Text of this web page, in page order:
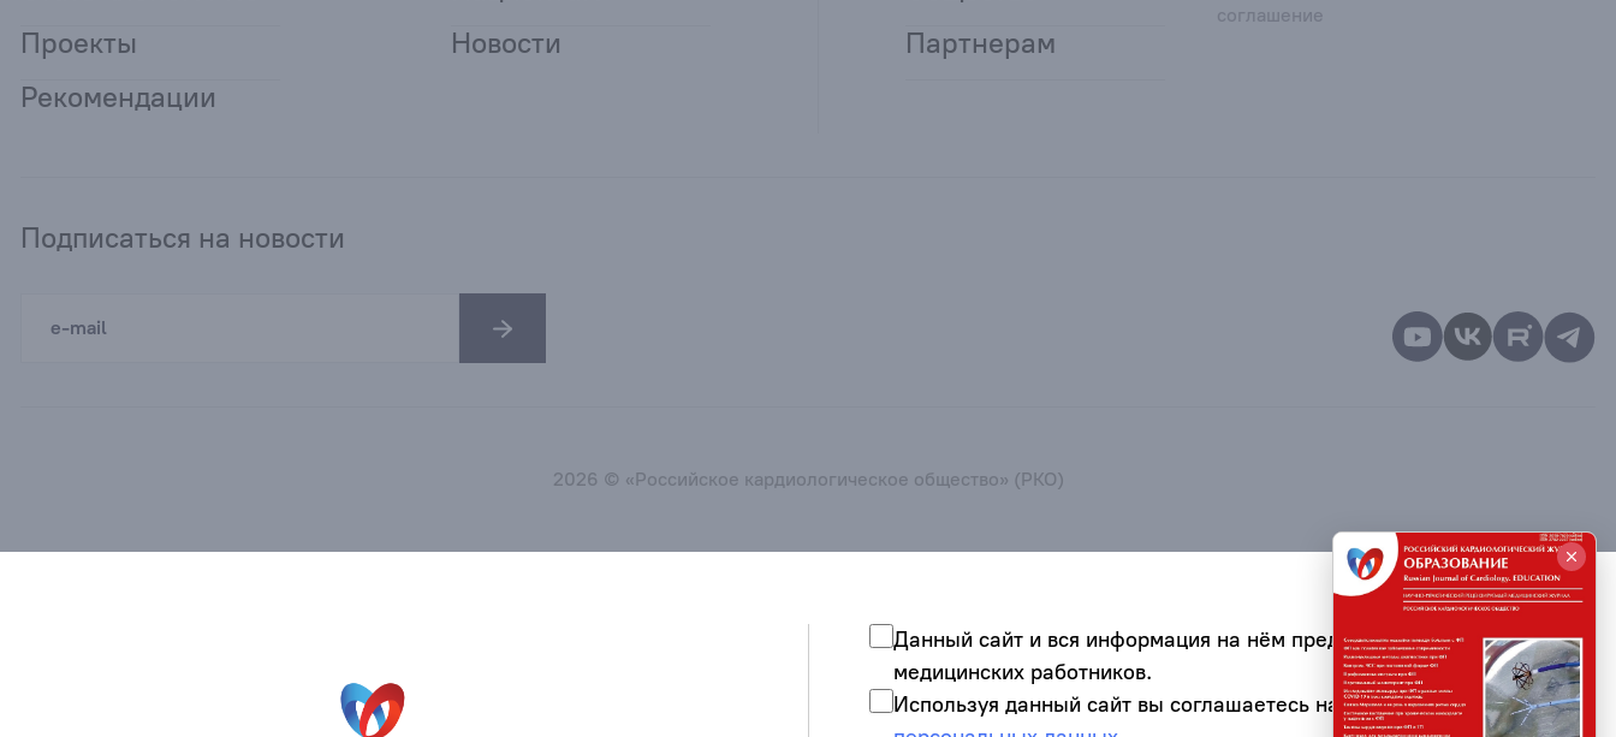
Проекты
Рекомендации
Новости
Партнерам
соглашение
Подписаться на новости
2026 © «Российское кардиологическое общество» (РКО)
Данный сайт и вся информация на нём предназначена для
медицинских работников.
Используя данный сайт вы соглашаетесь на обработку